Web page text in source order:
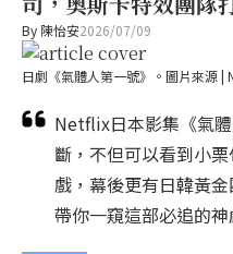
By 陳怡安2026/07/09
日劇《氣體人第一號》。圖片來源 |
Netflix日本影集《氣
斷，不但可以看到小
戲，幕後更有日韓黃
帶你一窺這部必追的神